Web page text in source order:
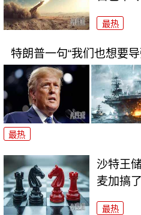
最热
特朗普一句“我们也想要
最热
沙特王
麦加搞
最热